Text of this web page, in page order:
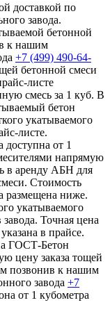
доставкой по
завода.
бетонной
к нашим
+7 (499) 490-64-
бетонной смеси
листе
смесь за 1 куб. В
бетон
укатываемого
листе.
доступна от 1
напрямую
в аренду АБН для
Стоимость
размещена ниже.
укатываемого
Точная цена
в прайсе.
ГОСТ-Бетон
цену заказа тощей
позвонив к нашим
завода +7
от 1 кубометра